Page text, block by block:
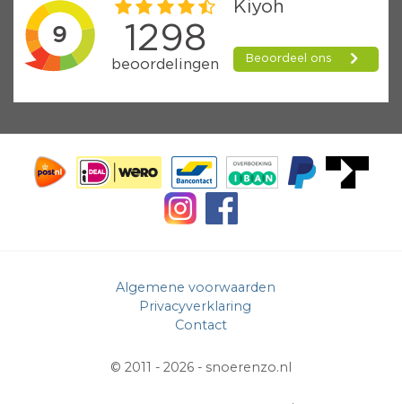
Algemene voorwaarden
Privacyverklaring
Contact
© 2011 - 2026 - snoerenzo.nl